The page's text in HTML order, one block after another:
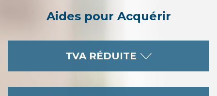
Aides pour Acquérir
TVA RÉDUITE